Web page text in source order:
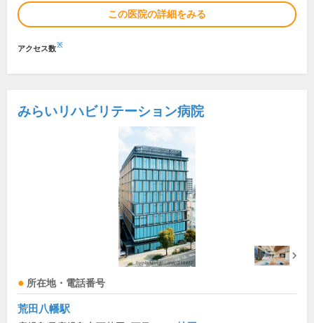
この医院の詳細をみる
アクセス数※
みらいリハビリテーション病院
所在地・電話番号
荒田八幡駅